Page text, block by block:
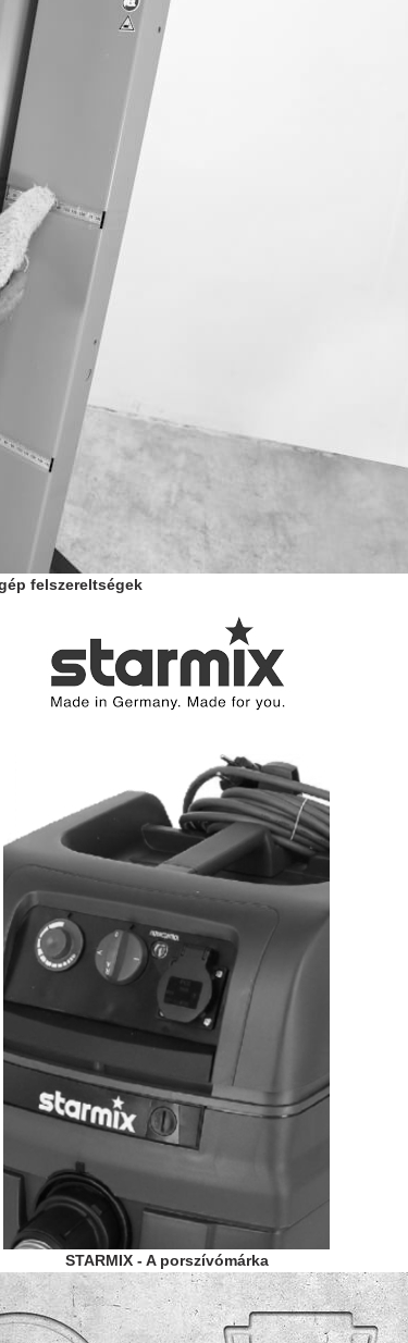
felszereltségek
STARMIX - A porszívómárka